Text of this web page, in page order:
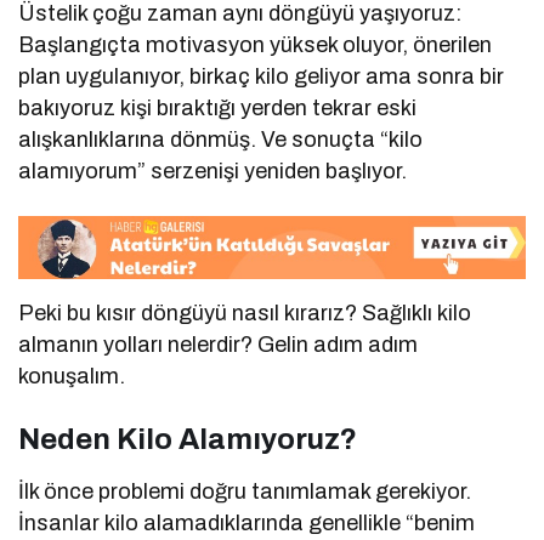
Üstelik çoğu zaman aynı döngüyü yaşıyoruz:
Başlangıçta motivasyon yüksek oluyor, önerilen
plan uygulanıyor, birkaç kilo geliyor ama sonra bir
bakıyoruz kişi bıraktığı yerden tekrar eski
alışkanlıklarına dönmüş. Ve sonuçta “kilo
alamıyorum” serzenişi yeniden başlıyor.
Peki bu kısır döngüyü nasıl kırarız? Sağlıklı kilo
almanın yolları nelerdir? Gelin adım adım
konuşalım.
Neden Kilo Alamıyoruz?
İlk önce problemi doğru tanımlamak gerekiyor.
İnsanlar kilo alamadıklarında genellikle “benim